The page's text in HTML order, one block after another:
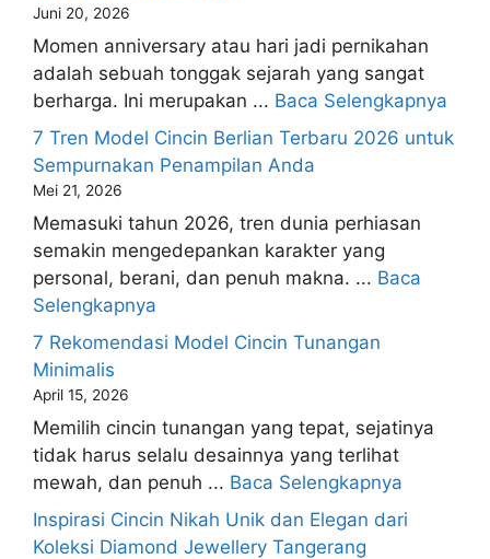
Juni 20, 2026
Momen anniversary atau hari jadi pernikahan
adalah sebuah tonggak sejarah yang sangat
berharga. Ini merupakan ... Baca Selengkapnya
7 Tren Model Cincin Berlian Terbaru 2026 untuk
Sempurnakan Penampilan Anda
Mei 21, 2026
Memasuki tahun 2026, tren dunia perhiasan
semakin mengedepankan karakter yang
personal, berani, dan penuh makna. ... Baca
Selengkapnya
7 Rekomendasi Model Cincin Tunangan
Minimalis
April 15, 2026
Memilih cincin tunangan yang tepat, sejatinya
tidak harus selalu desainnya yang terlihat
mewah, dan penuh ... Baca Selengkapnya
Inspirasi Cincin Nikah Unik dan Elegan dari
Koleksi Diamond Jewellery Tangerang